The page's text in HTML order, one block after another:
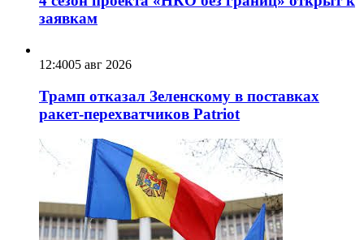
заявкам
12:4005 авг 2026
Трамп отказал Зеленскому в поставках
ракет-перехватчиков Patriot